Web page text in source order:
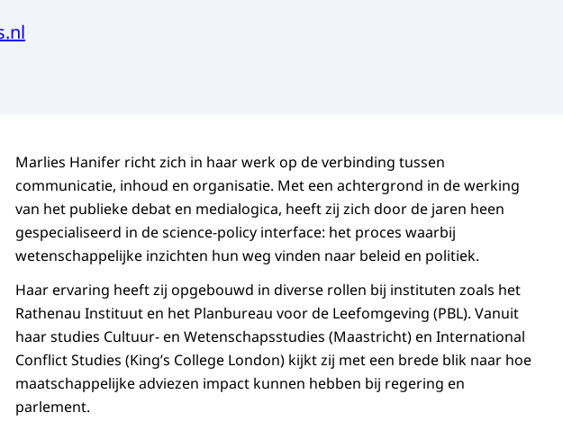
Marlies Hanifer richt zich in haar werk op de verbinding tussen
communicatie, inhoud en organisatie. Met een achtergrond in de werking
van het publieke debat en medialogica, heeft zij zich door de jaren heen
gespecialiseerd in de science-policy interface: het proces waarbij
wetenschappelijke inzichten hun weg vinden naar beleid en politiek.
Haar ervaring heeft zij opgebouwd in diverse rollen bij instituten zoals het
Rathenau Instituut en het Planbureau voor de Leefomgeving (PBL). Vanuit
haar studies Cultuur- en Wetenschapsstudies (Maastricht) en International
Conflict Studies (King’s College London) kijkt zij met een brede blik naar hoe
maatschappelijke adviezen impact kunnen hebben bij regering en
parlement.